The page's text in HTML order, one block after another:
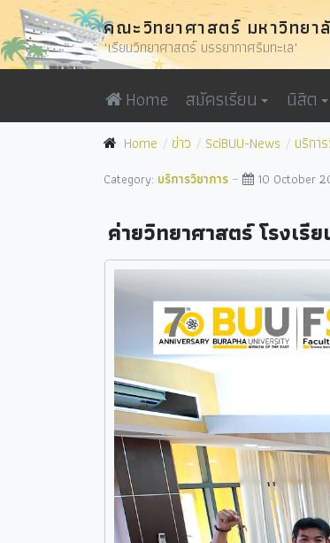
คณะวิทยาศาสตร์ มหาวิทยา
"เรียนวิทยาศาสตร์ บรรยากาศริมทะเล"
Home สมัครเรียน นิสิต
Home ข่าว SciBUU-News บริกา
Category: บริการวิชาการ 10 October
ค่ายวิทยาศาสตร์ โรงเรี